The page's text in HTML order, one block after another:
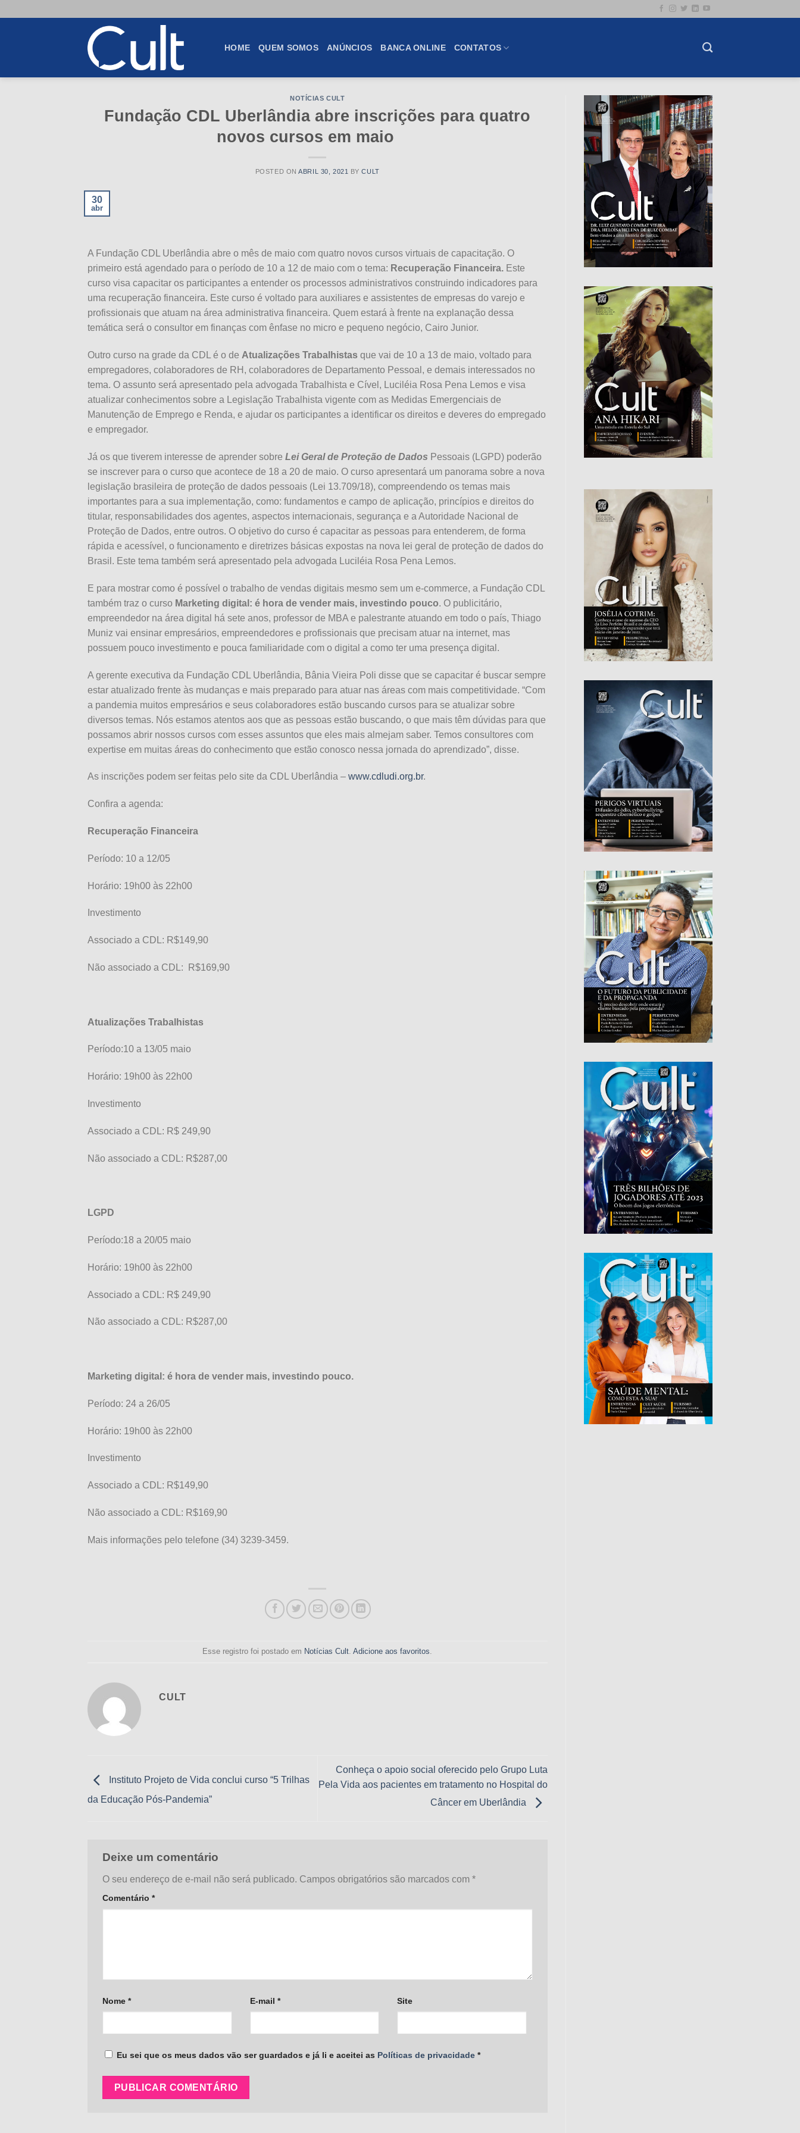
HOME QUEM SOMOS ANÚNCIOS BANCA ONLINE CONTATOS
NOTÍCIAS CULT
Fundação CDL Uberlândia abre inscrições para quatro
novos cursos em maio
POSTED ONABRIL 30, 2021 BYCULT
30
abr
A Fundação CDL Uberlândia abre o mês de maio com quatro novos cursos virtuais de capacitação. O
primeiro está agendado para o período de 10 a 12 de maio com o tema: Recuperação Financeira. Este
curso visa capacitar os participantes a entender os processos administrativos construindo indicadores para
uma recuperação financeira. Este curso é voltado para auxiliares e assistentes de empresas do varejo e
profissionais que atuam na área administrativa financeira. Quem estará à frente na explanação dessa
temática será o consultor em finanças com ênfase no micro e pequeno negócio, Cairo Junior.
Outro curso na grade da CDL é o de Atualizações Trabalhistas que vai de 10 a 13 de maio, voltado para
empregadores, colaboradores de RH, colaboradores de Departamento Pessoal, e demais interessados no
tema. O assunto será apresentado pela advogada Trabalhista e Cível, Luciléia Rosa Pena Lemos e visa
atualizar conhecimentos sobre a Legislação Trabalhista vigente com as Medidas Emergenciais de
Manutenção de Emprego e Renda, e ajudar os participantes a identificar os direitos e deveres do empregado
e empregador.
Já os que tiverem interesse de aprender sobre Lei Geral de Proteção de Dados Pessoais (LGPD) poderão
se inscrever para o curso que acontece de 18 a 20 de maio. O curso apresentará um panorama sobre a nova
legislação brasileira de proteção de dados pessoais (Lei 13.709/18), compreendendo os temas mais
importantes para a sua implementação, como: fundamentos e campo de aplicação, princípios e direitos do
titular, responsabilidades dos agentes, aspectos internacionais, segurança e a Autoridade Nacional de
Proteção de Dados, entre outros. O objetivo do curso é capacitar as pessoas para entenderem, de forma
rápida e acessível, o funcionamento e diretrizes básicas expostas na nova lei geral de proteção de dados do
Brasil. Este tema também será apresentado pela advogada Luciléia Rosa Pena Lemos.
E para mostrar como é possível o trabalho de vendas digitais mesmo sem um e-commerce, a Fundação CDL
também traz o curso Marketing digital: é hora de vender mais, investindo pouco. O publicitário,
empreendedor na área digital há sete anos, professor de MBA e palestrante atuando em todo o país, Thiago
Muniz vai ensinar empresários, empreendedores e profissionais que precisam atuar na internet, mas
possuem pouco investimento e pouca familiaridade com o digital a como ter uma presença digital.
A gerente executiva da Fundação CDL Uberlândia, Bânia Vieira Poli disse que se capacitar é buscar sempre
estar atualizado frente às mudanças e mais preparado para atuar nas áreas com mais competitividade. “Com
a pandemia muitos empresários e seus colaboradores estão buscando cursos para se atualizar sobre
diversos temas. Nós estamos atentos aos que as pessoas estão buscando, o que mais têm dúvidas para que
possamos abrir nossos cursos com esses assuntos que eles mais almejam saber. Temos consultores com
expertise em muitas áreas do conhecimento que estão conosco nessa jornada do aprendizado”, disse.
As inscrições podem ser feitas pelo site da CDL Uberlândia – www.cdludi.org.br.
Confira a agenda:
Recuperação Financeira
Período: 10 a 12/05
Horário: 19h00 às 22h00
Investimento
Associado a CDL: R$149,90
Não associado a CDL: R$169,90
Atualizações Trabalhistas
Período:10 a 13/05 maio
Horário: 19h00 às 22h00
Investimento
Associado a CDL: R$ 249,90
Não associado a CDL: R$287,00
LGPD
Período:18 a 20/05 maio
Horário: 19h00 às 22h00
Associado a CDL: R$ 249,90
Não associado a CDL: R$287,00
Marketing digital: é hora de vender mais, investindo pouco.
Período: 24 a 26/05
Horário: 19h00 às 22h00
Investimento
Associado a CDL: R$149,90
Não associado a CDL: R$169,90
Mais informações pelo telefone (34) 3239-3459.
Esse registro foi postado em Notícias Cult .Adicione aos favoritos
CULT
Instituto Projeto de Vida conclui curso “5 Trilhas
da Educação Pós-Pandemia”
Conheça o apoio social oferecido pelo Grupo Luta
Pela Vida aos pacientes em tratamento no Hospital do
Câncer em Uberlândia
Deixe um comentário
O seu endereço de e-mail não será publicado. Campos obrigatórios são marcados com *
Comentário *
Nome * E-mail * Site
Eu sei que os meus dados vão ser guardados e já li e aceitei as Políticas de privacidade *